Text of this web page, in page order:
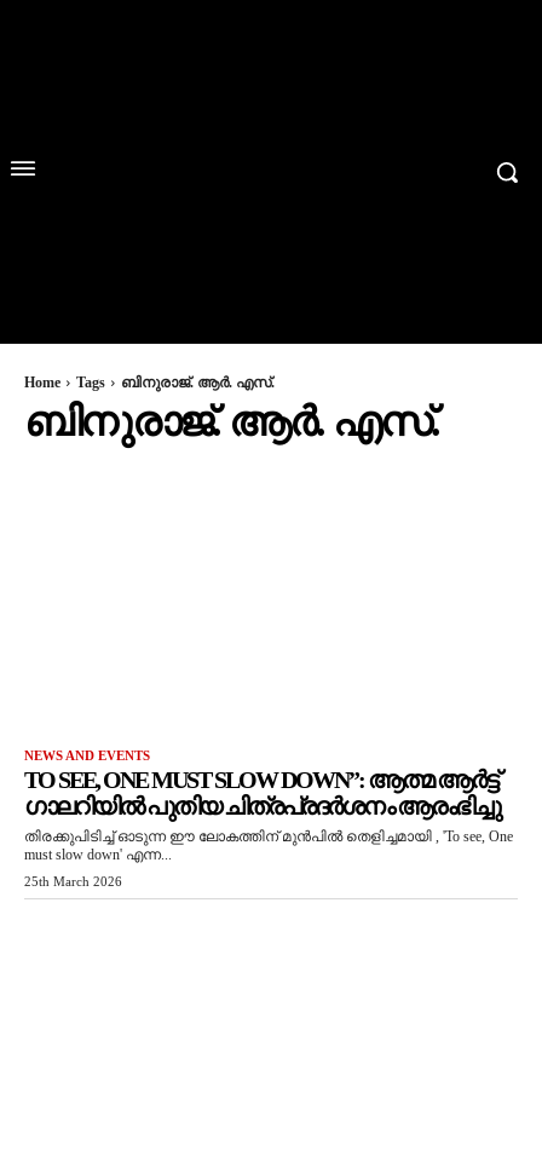
Home Tags ബിനുരാജ്. ആർ. എസ്.
ബിനുരാജ്. ആർ. എസ്.
NEWS AND EVENTS
TO SEE, ONE MUST SLOW DOWN”: ആത്മ ആർട്ട്
ഗാലറിയിൽ പുതിയ ചിത്രപ്രദർശനം ആരംഭിച്ചു
തിരക്കുപിടിച്ച് ഓടുന്ന ഈ ലോകത്തിന് മുൻപിൽ തെളിച്ചമായി , 'To see, One
must slow down' എന്ന...
25th March 2026